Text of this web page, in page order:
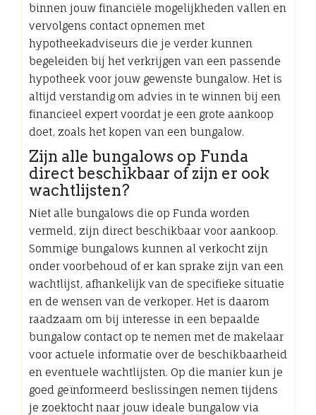
binnen jouw financiële mogelijkheden vallen en
vervolgens contact opnemen met
hypotheekadviseurs die je verder kunnen
begeleiden bij het verkrijgen van een passende
hypotheek voor jouw gewenste bungalow. Het is
altijd verstandig om advies in te winnen bij een
financieel expert voordat je een grote aankoop
doet, zoals het kopen van een bungalow.
Zijn alle bungalows op Funda
direct beschikbaar of zijn er ook
wachtlijsten?
Niet alle bungalows die op Funda worden
vermeld, zijn direct beschikbaar voor aankoop.
Sommige bungalows kunnen al verkocht zijn
onder voorbehoud of er kan sprake zijn van een
wachtlijst, afhankelijk van de specifieke situatie
en de wensen van de verkoper. Het is daarom
raadzaam om bij interesse in een bepaalde
bungalow contact op te nemen met de makelaar
voor actuele informatie over de beschikbaarheid
en eventuele wachtlijsten. Op die manier kun je
goed geïnformeerd beslissingen nemen tijdens
je zoektocht naar jouw ideale bungalow via